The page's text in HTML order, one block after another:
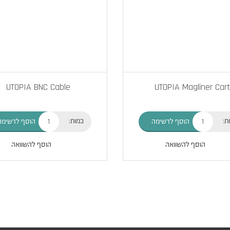
UTOPIA Magliner Cart
הוסף לרשימה
הוסף להשוואה
UTOPIA BNC Cable
כמות: הוסף
הוסף להשוואה